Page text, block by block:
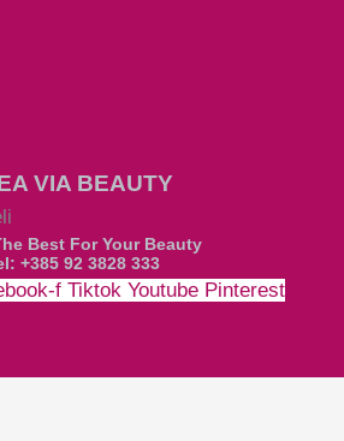
VIA BEAUTY
Best For Your Beauty
+385 92 3828 333
f Tiktok Youtube Pinterest